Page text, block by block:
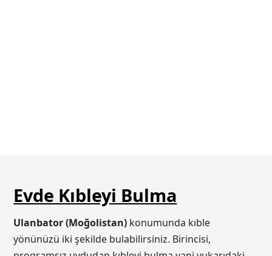
Evde Kıbleyi Bulma
Ulanbator (Moğolistan) konumunda kıble
yönünüzü iki şekilde bulabilirsiniz. Birincisi,